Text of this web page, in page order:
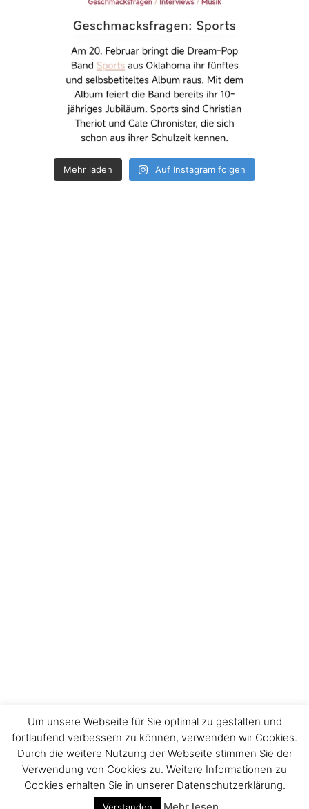
Mehr laden Auf Instagram folgen
Impressum
Um unsere Webseite für Sie optimal zu gestalten und
fortlaufend verbessern zu können, verwenden wir Cookies.
Durch die weitere Nutzung der Webseite stimmen Sie der
Verwendung von Cookies zu. Weitere Informationen zu
Cookies erhalten Sie in unserer Datenschutzerklärung.